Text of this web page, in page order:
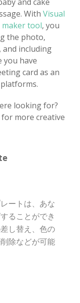
With Visual
tool, you
the photo,
including
you have
card as an
looking for?
more creative
ートは、あな
ることができ
し替え、色の
除などが可能